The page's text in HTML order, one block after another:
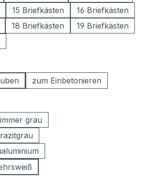
15 Briefkästen
16 Briefkästen
18 Briefkästen
19 Briefkästen
zum Einbetonieren
grau